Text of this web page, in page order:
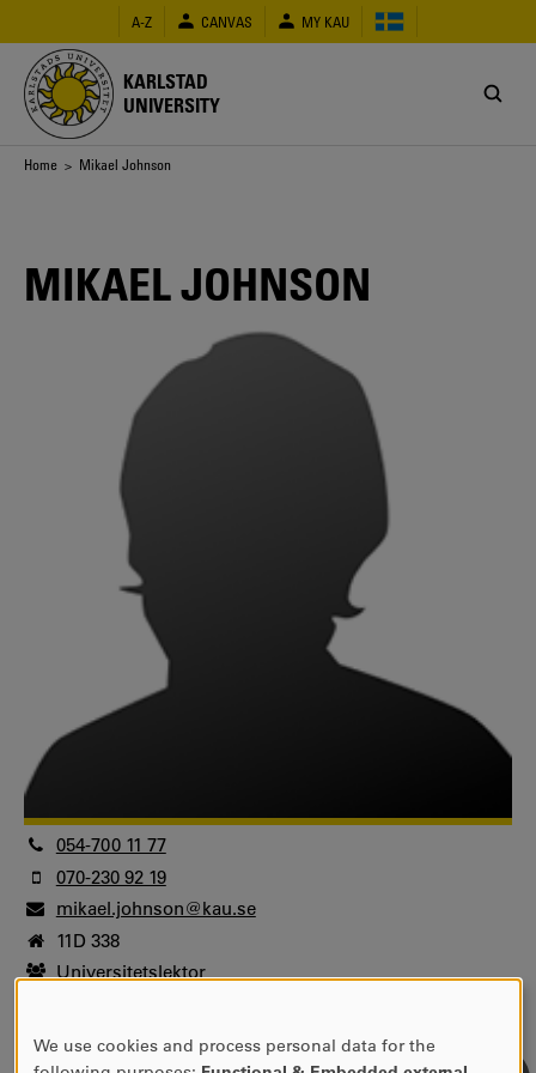
main
content
A-Z CANVAS MY KAU
KARLSTAD
UNIVERSITY
Breadcrumb
Home > Mikael Johnson
MIKAEL JOHNSON
054-700 11 77
070-230 92 19
mikael.johnson@kau.se
11D 338
Universitetslektor
Associate professor
USE
We use cookies and process personal data for the